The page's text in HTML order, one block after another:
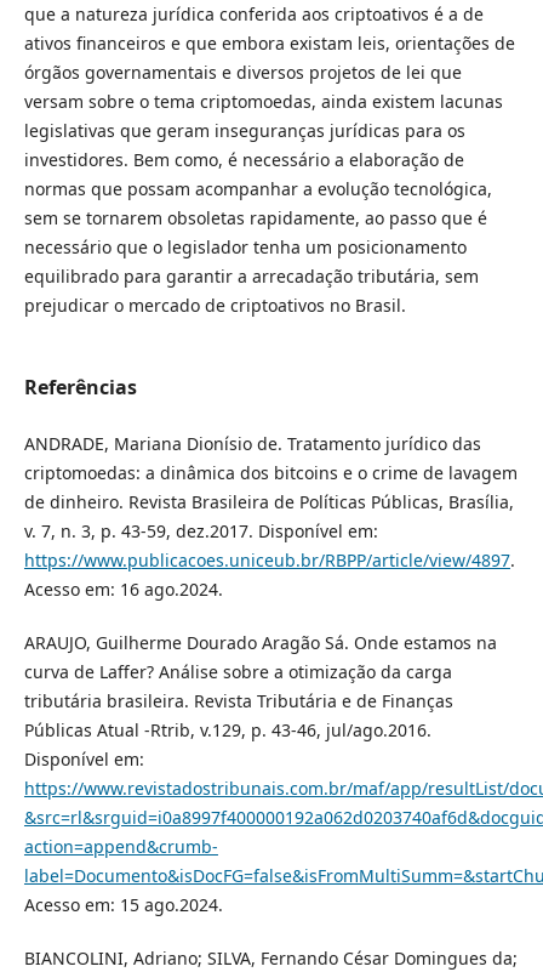
que a natureza jurídica conferida aos criptoativos é a de
ativos financeiros e que embora existam leis, orientações de
órgãos governamentais e diversos projetos de lei que
versam sobre o tema criptomoedas, ainda existem lacunas
legislativas que geram inseguranças jurídicas para os
investidores. Bem como, é necessário a elaboração de
normas que possam acompanhar a evolução tecnológica,
sem se tornarem obsoletas rapidamente, ao passo que é
necessário que o legislador tenha um posicionamento
equilibrado para garantir a arrecadação tributária, sem
prejudicar o mercado de criptoativos no Brasil.
Referências
ANDRADE, Mariana Dionísio de. Tratamento jurídico das
criptomoedas: a dinâmica dos bitcoins e o crime de lavagem
de dinheiro. Revista Brasileira de Políticas Públicas, Brasília,
v. 7, n. 3, p. 43-59, dez.2017. Disponível em:
https://www.publicacoes.uniceub.br/RBPP/article/view/4897.
Acesso em: 16 ago.2024.
ARAUJO, Guilherme Dourado Aragão Sá. Onde estamos na
curva de Laffer? Análise sobre a otimização da carga
tributária brasileira. Revista Tributária e de Finanças
Públicas Atual -Rtrib, v.129, p. 43-46, jul/ago.2016.
Disponível em:
https://www.revistadostribunais.com.br/maf/app/resultList/
action=append&crumb-
Acesso em: 15 ago.2024.
BIANCOLINI, Adriano; SILVA, Fernando César Domingues da;